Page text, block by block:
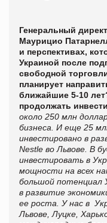
Генеральный
Маурицио
и перспективах,
Украиной после
свободной
планирует
ближайшие 5-10
продолжать
около 250 млн
бизнеса. И еще 25
инвестировано в
Nestle во Львове. В
инвестировать в
мощности на всех
большой потенциал
в развитие
ее роста. У нас в
Львове, Луцке,